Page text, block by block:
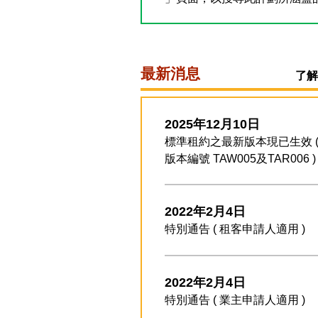
約。
如有查詢，請致電「出租計劃
最新消息 了
2025年12月10日
標準租約之最新版本現已生效 (
版本編號 TAW005及TAR006 )
2022年2月4日
特別通告 ( 租客申請人適用 )
2022年2月4日
特別通告 ( 業主申請人適用 )